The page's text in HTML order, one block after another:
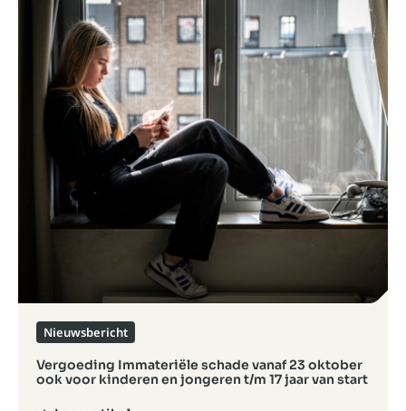
Vergoeding Immateriële schade vanaf 23 oktober
ook voor kinderen en jongeren t/m 17 jaar van start
Nieuwsbericht